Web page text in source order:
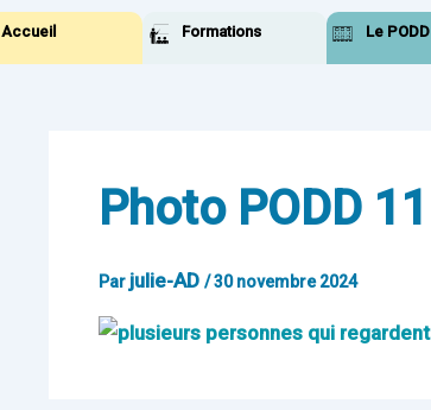
Accueil Formations Le PODD
Photo PODD 11
Par julie-AD /30 novembre 2024